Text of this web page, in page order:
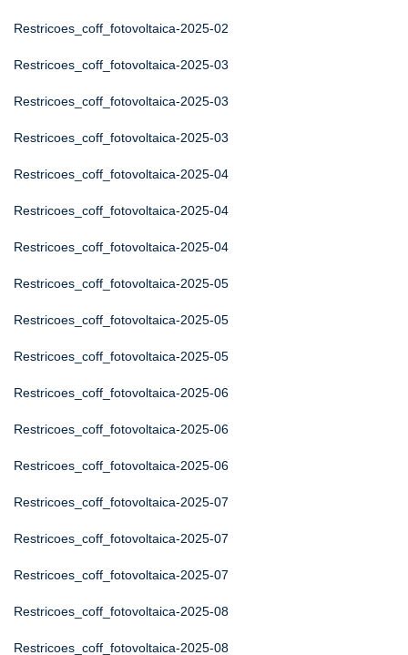
Restricoes_coff_fotovoltaica-2025-02
Restricoes_coff_fotovoltaica-2025-03
Restricoes_coff_fotovoltaica-2025-03
Restricoes_coff_fotovoltaica-2025-03
Restricoes_coff_fotovoltaica-2025-04
Restricoes_coff_fotovoltaica-2025-04
Restricoes_coff_fotovoltaica-2025-04
Restricoes_coff_fotovoltaica-2025-05
Restricoes_coff_fotovoltaica-2025-05
Restricoes_coff_fotovoltaica-2025-05
Restricoes_coff_fotovoltaica-2025-06
Restricoes_coff_fotovoltaica-2025-06
Restricoes_coff_fotovoltaica-2025-06
Restricoes_coff_fotovoltaica-2025-07
Restricoes_coff_fotovoltaica-2025-07
Restricoes_coff_fotovoltaica-2025-07
Restricoes_coff_fotovoltaica-2025-08
Restricoes_coff_fotovoltaica-2025-08